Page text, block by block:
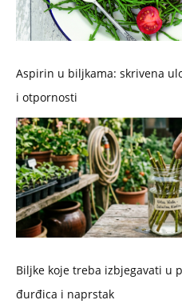
Aspirin u biljkama: skrivena
i otpornosti
Biljke koje treba izbjegavati u
đurđica i naprstak